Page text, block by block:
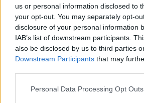
us or personal information disclosed to
your opt-out. You may separately opt-
disclosure of your personal information
IAB’s list of downstream participants.
also be disclosed by us to third parties
Downstream Participants that may
Personal Data Processing Opt Outs